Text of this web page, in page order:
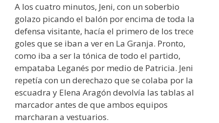
A los cuatro minutos, Jeni, con un soberbio
golazo picando el balón por encima de toda la
defensa visitante, hacía el primero de los trece
goles que se iban a ver en La Granja. Pronto,
como iba a ser la tónica de todo el partido,
empataba Leganés por medio de Patricia. Jeni
repetía con un derechazo que se colaba por la
escuadra y Elena Aragón devolvía las tablas al
marcador antes de que ambos equipos
marcharan a vestuarios.